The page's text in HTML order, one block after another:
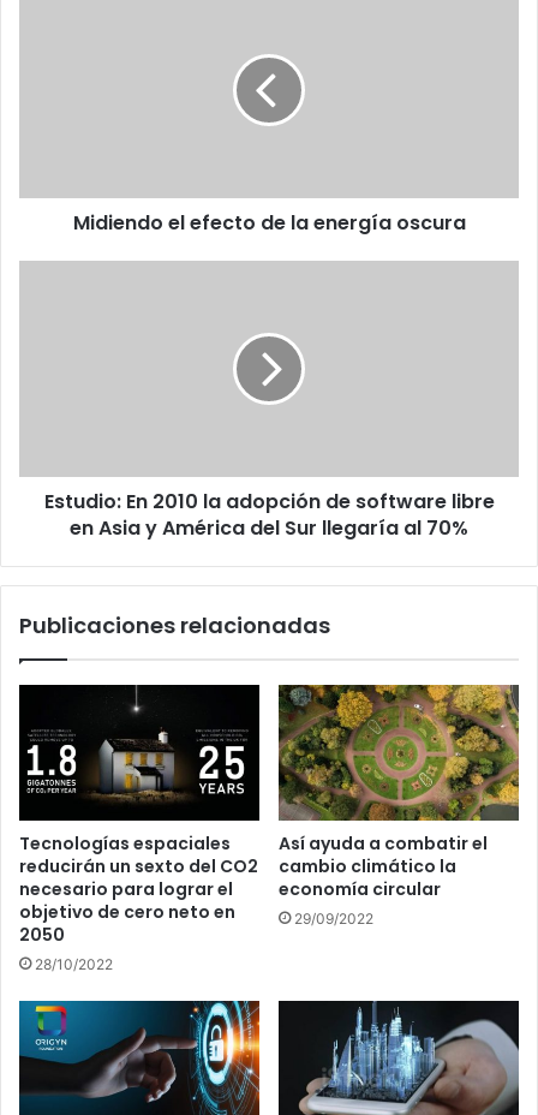
Midiendo el efecto de la energía oscura
en
Asia
llegaría
Estudio: En 2010 la adopción de software libre
en Asia y América del Sur llegaría al 70%
Publicaciones relacionadas
Tecnologías espaciales
reducirán un sexto del CO2
necesario para lograr el
objetivo de cero neto en
2050
28/10/2022
Así ayuda a combatir el
cambio climático la
economía circular
29/09/2022